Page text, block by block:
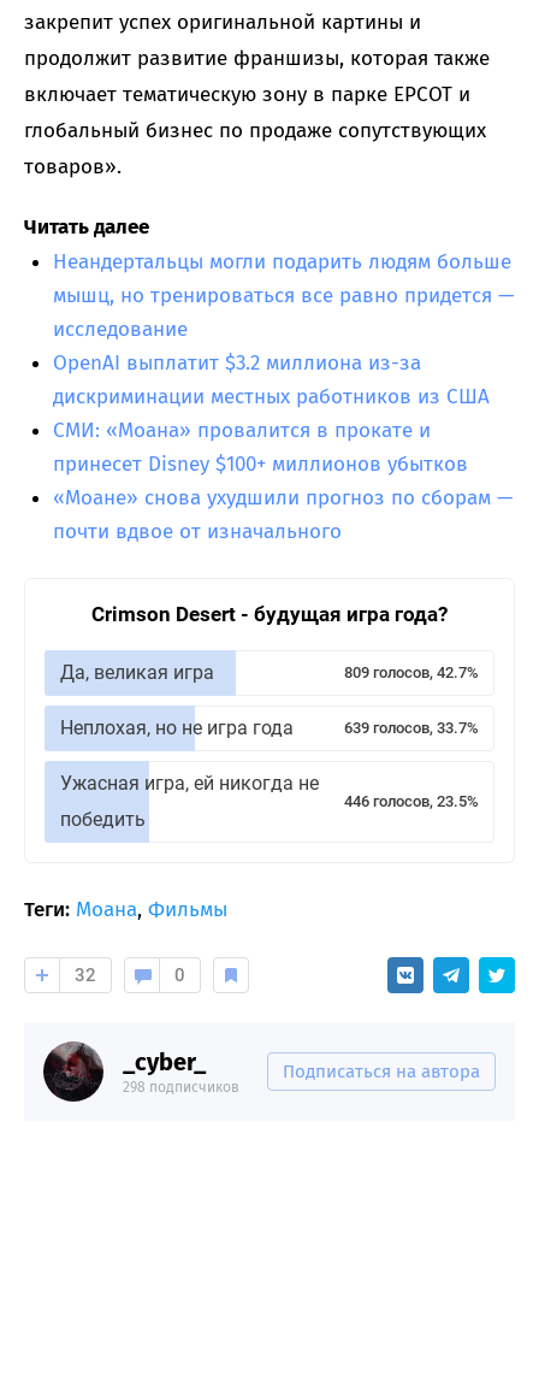
закрепит успех оригинальной картины и
продолжит развитие франшизы, которая также
включает тематическую зону в парке EPCOT и
глобальный бизнес по продаже сопутствующих
товаров».
Читать далее
Неандертальцы могли подарить людям больше
мышц, но тренироваться все равно придется —
исследование
OpenAI выплатит $3.2 миллиона из-за
дискриминации местных работников из США
СМИ: «Моана» провалится в прокате и
принесет Disney $100+ миллионов убытков
«Моане» снова ухудшили прогноз по сборам —
почти вдвое от изначального
Crimson Desert - будущая игра года?
Да, великая игра 809 голосов, 42.7%
Неплохая, но не игра года 639 голосов, 33.7%
Ужасная игра, ей никогда не
победить
446 голосов, 23.5%
Теги: Моана, Фильмы
32 0
_cyber_
298 подписчиков
Подписаться на автора